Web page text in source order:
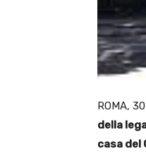
ROMA,
della
casa del